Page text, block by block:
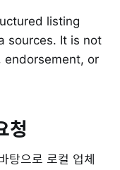
listing
sources. It is not
endorsement, or
청
탕으로 로컬 업체